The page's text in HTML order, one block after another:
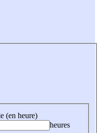
(en heure)
heures